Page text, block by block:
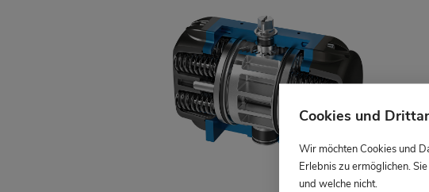
Cookies und
Wir möchten Cookies und
Erlebnis zu ermöglichen.
und welche nicht.